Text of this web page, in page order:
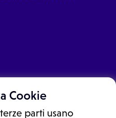
Cookie
parti usano